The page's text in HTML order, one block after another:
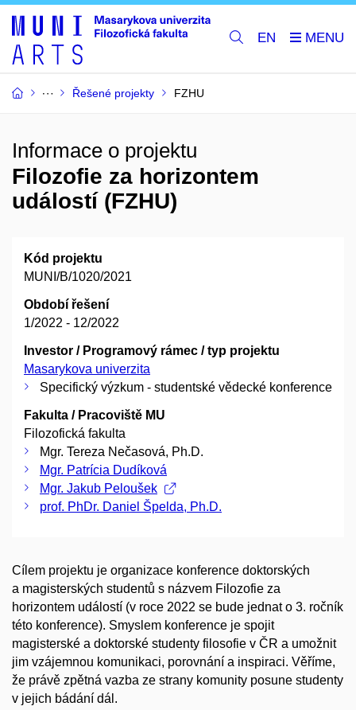
EN
Řešené projekty FZHU
Informace o projektu
Filozofie za horizontem
událostí (FZHU)
Kód projektu
MUNI/B/1020/2021
Období řešení
1/2022 - 12/2022
Investor / Programový rámec / typ projektu
Masarykova univerzita
Specifický výzkum - studentské vědecké konference
Fakulta / Pracoviště MU
Filozofická fakulta
Mgr. Tereza Nečasová, Ph.D.
Mgr. Patrícia Dudíková
Mgr. Jakub Peloušek
prof. PhDr. Daniel Špelda, Ph.D.
Cílem projektu je organizace konference doktorských
a magisterských studentů s názvem Filozofie za
horizontem událostí (v roce 2022 se bude jednat o 3. ročník
této konference). Smyslem konference je spojit
magisterské a doktorské studenty filosofie v ČR a umožnit
jim vzájemnou komunikaci, porovnání a inspiraci. Věříme,
že právě zpětná vazba ze strany komunity posune studenty
v jejich bádání dál.